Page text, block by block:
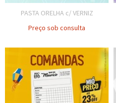
PASTA ORELHA c/ VERNIZ
Preço sob consulta